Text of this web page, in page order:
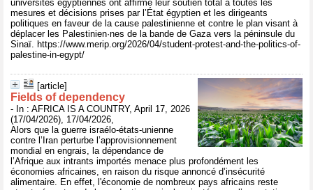
universités égyptiennes ont affirmé leur soutien total à toutes les
mesures et décisions prises par l’État égyptien et les dirigeants
politiques en faveur de la cause palestinienne et contre le plan visant à
déplacer les Palestinien·nes de la bande de Gaza vers la péninsule du
Sinaï. https://www.merip.org/2026/04/student-protest-and-the-politics-of-
palestine-in-egypt/
[article]
Fields of dependency
- In : AFRICA IS A COUNTRY, April 17, 2026
(17/04/2026), 17/04/2026,
Alors que la guerre israélo-états-unienne
contre l’Iran perturbe l’approvisionnement
mondial en engrais, la dépendance de
l’Afrique aux intrants importés menace plus profondément les
économies africaines, en raison du risque annoncé d’insécurité
alimentaire. En effet, l'économie de nombreux pays africains reste